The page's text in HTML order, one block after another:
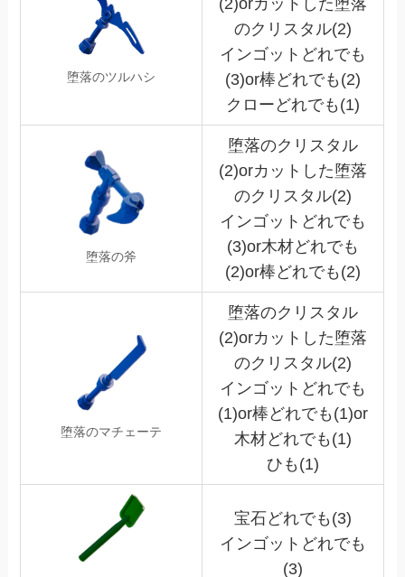
堕落のツルハシ
のクリスタル(2)
インゴットどれでも
(3)or棒どれでも(2)
クローどれでも(1)
堕落の斧
堕落のクリスタル
(2)orカットした堕落
のクリスタル(2)
インゴットどれでも
(3)or木材どれでも
(2)or棒どれでも(2)
堕落のマチェーテ
堕落のクリスタル
(2)orカットした堕落
のクリスタル(2)
インゴットどれでも
(1)or棒どれでも(1)or
木材どれでも(1)
ひも(1)
宝石どれでも(3)
インゴットどれでも
(3)